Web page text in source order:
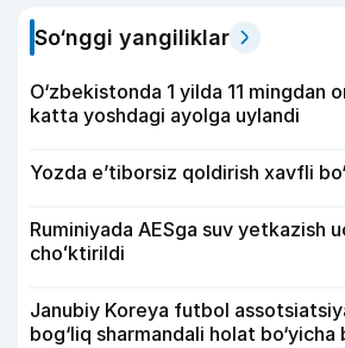
So‘nggi yangiliklar
O‘zbekistonda 1 yilda 11 mingdan
katta yoshdagi ayolga uylandi
Yozda e’tiborsiz qoldirish xavfli
Ruminiyada AESga suv yetkazish
choʻktirildi
Janubiy Koreya futbol
bog‘liq sharmandali holat